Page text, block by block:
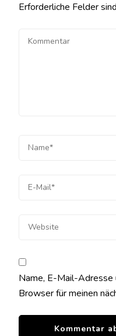
Erforderliche Felder
Name, E-Mail-
Browser für meinen